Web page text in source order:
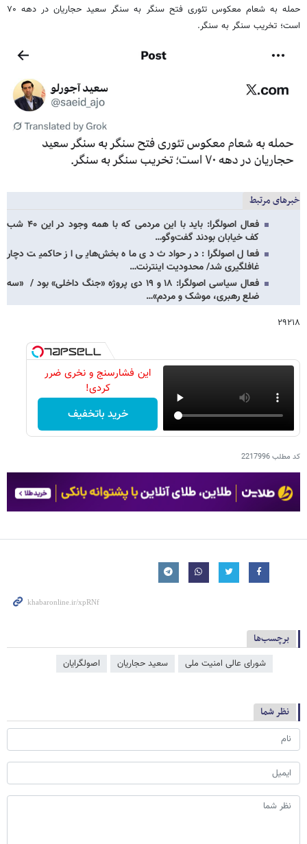
حمله به شعام معکوس تئوری فتح سنگر به سنگر سعید حجاریان در دهه ۷۰
است؛ تخریب سنگر به سنگر.
خبرهای مرتبط
فعال اصولگرا: باید با این مردمی که با همه وجود در این ۴۰ شب
کف خیابان بودند گفت‌وگو…
فعال اصولگرا: در حوادث دی ماه بخش‌هایی از حاکمیت دچار
غافلگیری شد/ محدودیت اینترنت…
فعال سیاسی اصولگرا: ۱۸ و ۱۹ دی پروژه «جنگ داخلی» بود / «سه
ضلع رهبری، موشک و مردم»…
۲۹۲۱۸
این فشارسنج و نخری ضرر
کردی!
خرید باتخفیف
کد مطلب2217996
برچسب‌ها
شورای عالی امنیت ملی سعید حجاریان اصولگرایان
نظر شما